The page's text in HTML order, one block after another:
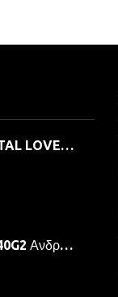
GUESS STEEL CRYSTAL LOVE JUBR06363JWYG-No.56 Δαχτυλίδι Χρυσό Με Καρδιά
GUESS FAME GW1140G2 Ανδρικό Ρολόι Quatrz Ακριβείας